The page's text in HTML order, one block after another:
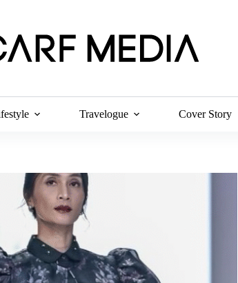
Travelogue Cover Story